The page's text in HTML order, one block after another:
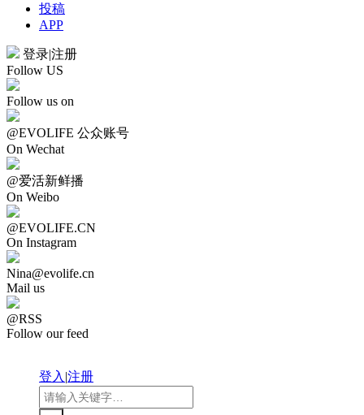
投稿
APP
登录|注册
Follow US
Follow us on
@EVOLIFE 公众账号
On Wechat
@爱活新鲜播
On Weibo
@EVOLIFE.CN
On Instagram
Nina@evolife.cn
Mail us
@RSS
Follow our feed
登入|注册